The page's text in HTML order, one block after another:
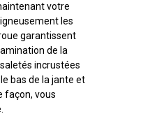
votre
les
garantissent
de la
incrustées
bas de la jante et
façon, vous